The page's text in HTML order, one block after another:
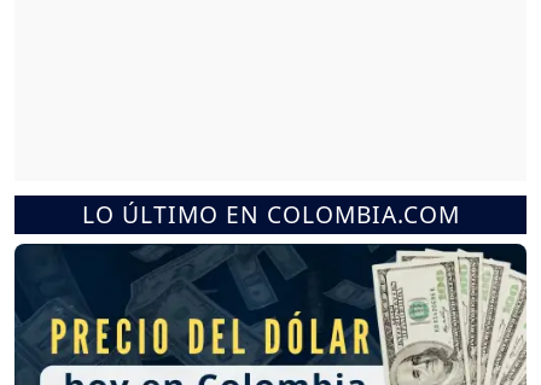
LO ÚLTIMO EN COLOMBIA.COM